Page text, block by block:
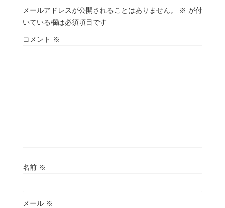
メールアドレスが公開されることはありません。 ※ が付
いている欄は必須項目です
コメント ※
名前 ※
メール ※